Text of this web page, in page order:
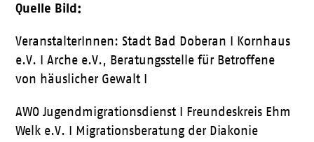
Quelle Bild:
VeranstalterInnen: Stadt Bad Doberan I Kornhaus
e.V. I Arche e.V., Beratungsstelle für Betroffene
von häuslicher Gewalt I
AWO Jugendmigrationsdienst I Freundeskreis Ehm
Welk e.V. I Migrationsberatung der Diakonie